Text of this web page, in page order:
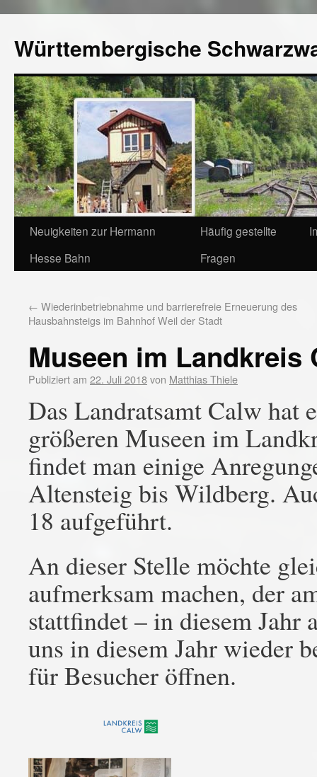
Württembergische
Neuigkeiten zur Hermann
Hesse Bahn
Häufig gestellte
Fragen
← Wiederinbetriebnahme und barrierefreie Erneuerung des
Hausbahnsteigs im Bahnhof Weil der Stadt
Museen im Landkreis
Publiziert am 22. Juli 2018von Matthias Thiele
Das Landratsamt Calw hat
größeren Museen im
findet man einige
Altensteig bis Wildberg.
18 aufgeführt.
An dieser Stelle möchte
aufmerksam machen, der
stattfindet – in diesem
uns in diesem Jahr wieder
für Besucher öffnen.